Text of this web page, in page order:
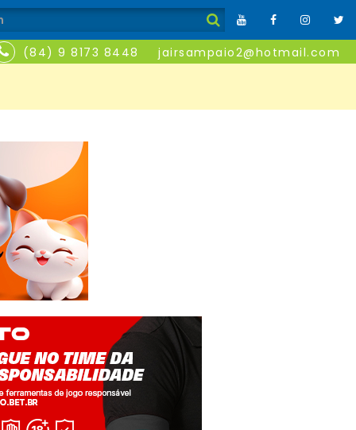
(84) 9 8173 8448 jairsampaio2@hotmail.com